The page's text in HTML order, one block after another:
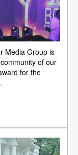
Media Group is
of our
for the